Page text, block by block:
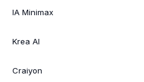
IA Minimax
Krea AI
Craiyon